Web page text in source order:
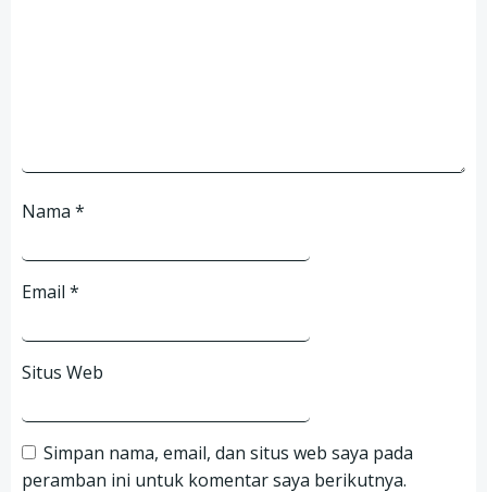
Nama *
Email *
Situs Web
Simpan nama, email, dan situs web saya pada
peramban ini untuk komentar saya berikutnya.